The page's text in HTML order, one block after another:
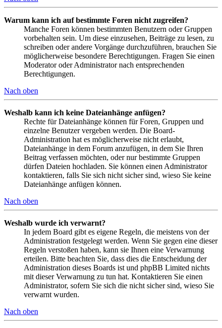
Warum kann ich auf bestimmte Foren nicht zugreifen?
Manche Foren können bestimmten Benutzern oder Gruppen
vorbehalten sein. Um diese einzusehen, Beiträge zu lesen, zu
schreiben oder andere Vorgänge durchzuführen, brauchen Sie
möglicherweise besondere Berechtigungen. Fragen Sie einen
Moderator oder Administrator nach entsprechenden
Berechtigungen.
Nach oben
Weshalb kann ich keine Dateianhänge anfügen?
Rechte für Dateianhänge können für Foren, Gruppen und
einzelne Benutzer vergeben werden. Die Board-
Administration hat es möglicherweise nicht erlaubt,
Dateianhänge in dem Forum anzufügen, in dem Sie Ihren
Beitrag verfassen möchten, oder nur bestimmte Gruppen
dürfen Dateien hochladen. Sie können einen Administrator
kontaktieren, falls Sie sich nicht sicher sind, wieso Sie keine
Dateianhänge anfügen können.
Nach oben
Weshalb wurde ich verwarnt?
In jedem Board gibt es eigene Regeln, die meistens von der
Administration festgelegt werden. Wenn Sie gegen eine dieser
Regeln verstoßen haben, kann sie Ihnen eine Verwarnung
erteilen. Bitte beachten Sie, dass dies die Entscheidung der
Administration dieses Boards ist und phpBB Limited nichts
mit dieser Verwarnung zu tun hat. Kontaktieren Sie einen
Administrator, sofern Sie sich die nicht sicher sind, wieso Sie
verwarnt wurden.
Nach oben